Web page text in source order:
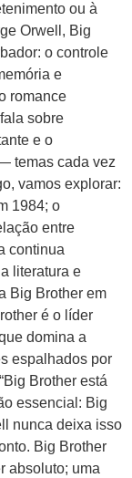
ou à
Orwell, Big
o controle
e
romance
sobre
e o
temas cada vez
vamos explorar:
1984; o
entre
continua
literatura e
Big Brother em
é o líder
domina a
espalhados por
Brother está
essencial: Big
nunca deixa isso
Big Brother
absoluto; uma